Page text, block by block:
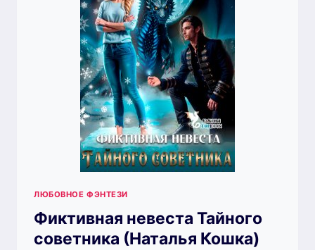
ЛЮБОВНОЕ ФЭНТЕЗИ
Фиктивная невеста Тайного
советника (Наталья Кошка)